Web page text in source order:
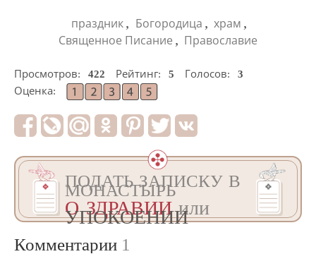
праздник , Богородица , храм ,
Священное Писание , Православие
Просмотров: 422 Рейтинг: 5 Голосов:
3
Оценка:
ПОДАТЬ ЗАПИСКУ В
МОНАСТЫРЬ
О ЗДРАВИИили
УПОКОЕНИИ
Комментарии 1